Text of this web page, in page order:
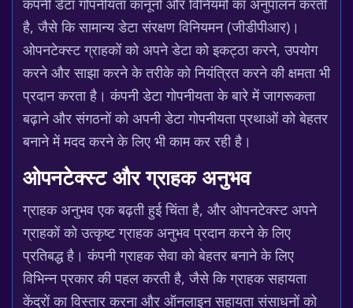
कंपनी डेटा गोपनीयता कानूनों और विनियमों का अनुपालन करती
है, जैसे कि सामान्य डेटा संरक्षण विनियमन (जीडीपीआर)।
ओपनटेक्स्ट ग्राहकों को अपने डेटा को इकट्ठा करने, उपयोग
करने और साझा करने के तरीके को नियंत्रित करने की क्षमता भी
प्रदान करता है। कंपनी डेटा गोपनीयता के बारे में जागरूकता
बढ़ाने और संगठनों को अपनी डेटा गोपनीयता प्रथाओं को बेहतर
बनाने में मदद करने के लिए भी काम कर रही है।
ओपनटेक्स्ट और ग्राहक अनुभव
ग्राहक अनुभव एक बढ़ती हुई चिंता है, और ओपनटेक्स्ट अपने
ग्राहकों को उत्कृष्ट ग्राहक अनुभव प्रदान करने के लिए
प्रतिबद्ध है। कंपनी ग्राहक सेवा को बेहतर बनाने के लिए
विभिन्न प्रकार की पहल करती है, जैसे कि ग्राहक सहायता
केंद्रों का विस्तार करना और ऑनलाइन सहायता संसाधनों को